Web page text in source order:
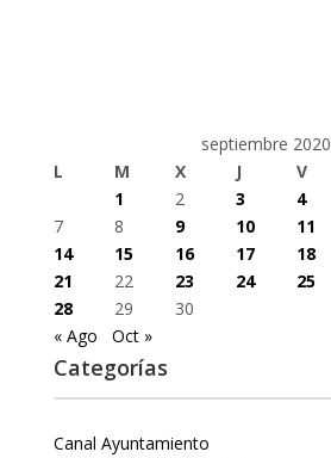
septiembre 2020
L
M X J V
1
2 3 4
7
8 9 10 11
14
15 16 17 18
21
22 23 24 25
28
29
30
« Ago
Oct »
Categorías
Canal Ayuntamiento